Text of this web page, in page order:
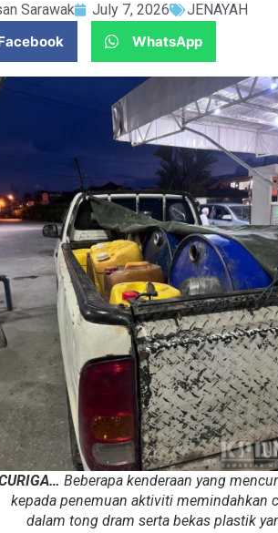
Sarawak July 7, 2026
JENAYAH
WhatsApp
Beberapa kenderaan yang
kepada penemuan aktiviti memindahkan
dalam tong dram serta bekas plastik